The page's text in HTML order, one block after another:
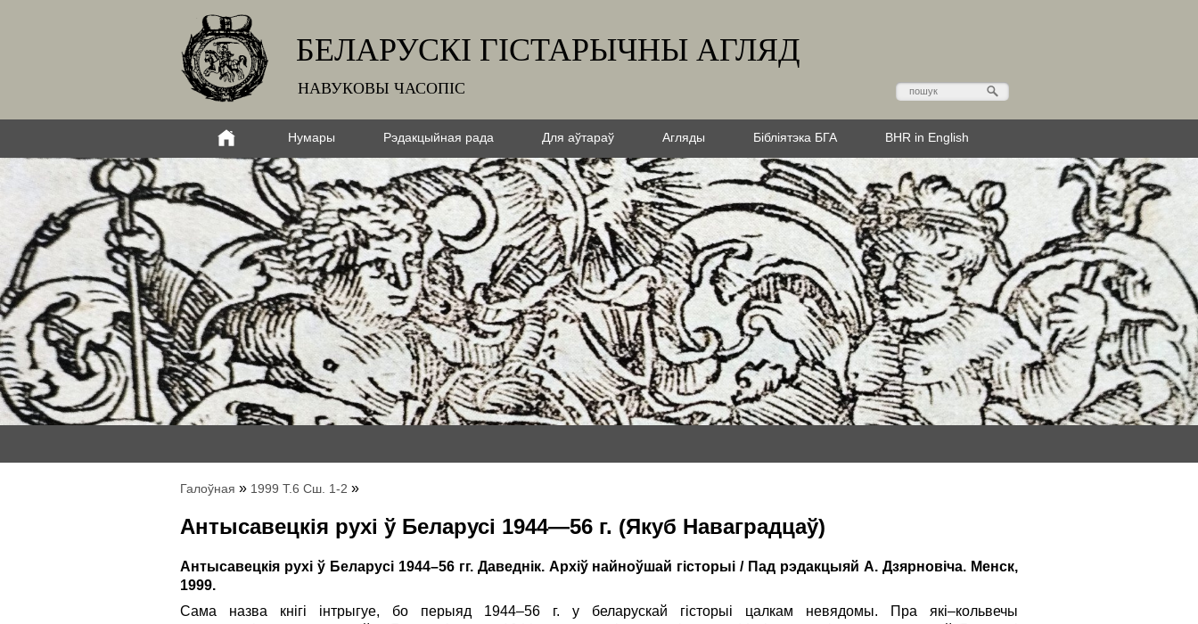
БЕЛАРУСКІ ГІСТАРЫЧНЫ АГЛЯД
НАВУКОВЫ ЧАСОПІС
Нумары Рэдакцыйная рада Для аўтараў Агляды Бібліятэка БГА BHR in English
Галоўная » 1999 Т.6 Сш. 1-2 »
Антысавецкія рухі ў Беларусі 1944—56 г. (Якуб Наваградцаў)
Антысавецкія рухі ў Беларусі 1944–56 гг. Даведнік. Архіў найноўшай гісторыі / Пад рэдакцыяй А. Дзярновіча. Менск,
1999.
Сама назва кнігі інтрыгуе, бо перыяд 1944–56 г. у беларускай гісторыі цалкам невядомы. Пра які–кольвечы